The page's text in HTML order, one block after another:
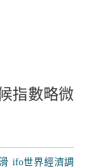
指數略微
ifo世界經濟調